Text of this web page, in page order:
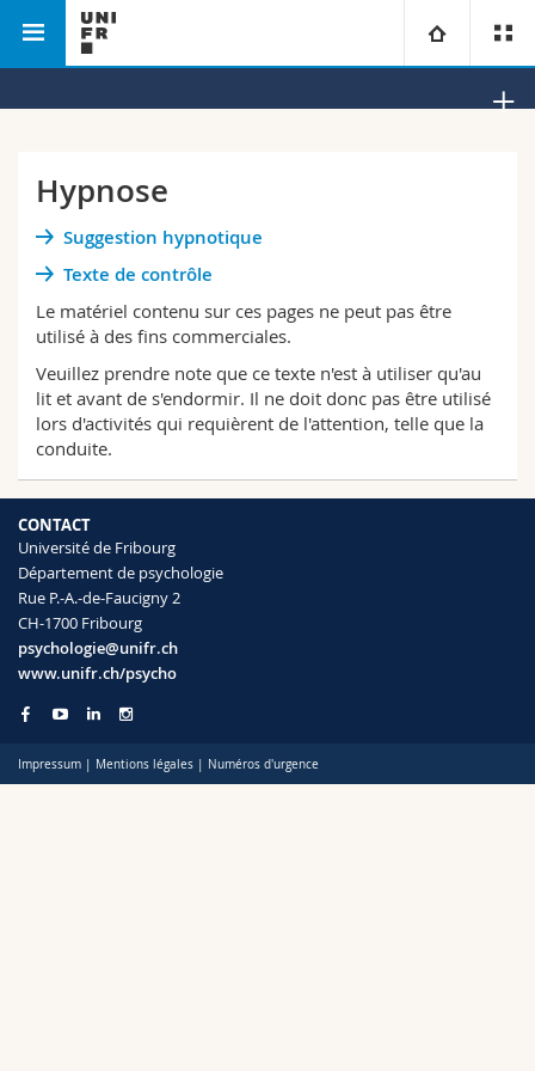
Campus
Formation continue
Théologie
Lettres et sciences humaines
Sciences de l'éducation et de la formation
Sciences et médecine
Interfacultaire
Vous êtes
Médias
Chercheurs
Collaborateurs
Doctorants
Plan d'accès
Webmail
Programme des cours
MyUnifr
Département de
Hypnose
Suggestion hypnotique
Texte de contrôle
Le matériel contenu sur ces pages ne peut pas être
utilisé à des fins commerciales.
Veuillez prendre note que ce texte n'est à utiliser qu'au
lit et avant de s'endormir. Il ne doit donc pas être utilisé
lors d'activités qui requièrent de l'attention, telle que la
conduite.
CONTACT
Université de Fribourg
Département de psychologie
Rue P.-A.-de-Faucigny 2
CH-1700 Fribourg
psychologie@unifr.ch
www.unifr.ch/psycho
Impressum | Mentions légales | Numéros d'urgence